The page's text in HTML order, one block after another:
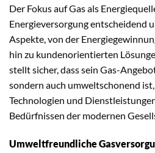
Der Fokus auf Gas als
Energieversorgung entscheidend
Aspekte, von der
hin zu kundenorientierten
stellt sicher, dass sein Gas-
sondern auch umweltschonend
Technologien und
Bedürfnissen der modernen
Umweltfreundliche